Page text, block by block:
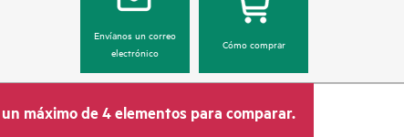
Envíanos un correo
electrónico
Cómo comprar
máximo de 4 elementos para comparar.